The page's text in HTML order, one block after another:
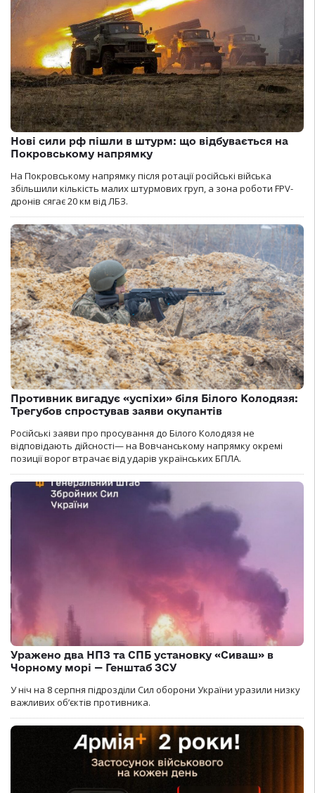
Нові сили рф пішли в штурм: що відбувається на
Покровському напрямку
На Покровському напрямку після ротації російські війська
збільшили кількість малих штурмових груп, а зона роботи FPV-
дронів сягає 20 км від ЛБЗ.
Противник вигадує «успіхи» біля Білого Колодязя:
Трегубов спростував заяви окупантів
Російські заяви про просування до Білого Колодязя не
відповідають дійсності— на Вовчанському напрямку окремі
позиції ворог втрачає від ударів українських БПЛА.
Уражено два НПЗ та СПБ установку «Сиваш» в
Чорному морі — Генштаб ЗСУ
У ніч на 8 серпня підрозділи Сил оборони України уразили низку
важливих об’єктів противника.